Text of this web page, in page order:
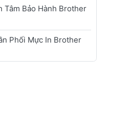
Tâm Bảo Hành Brother
Phối Mực In Brother